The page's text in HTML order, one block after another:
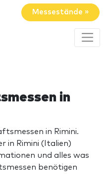
Messestände »
in
in Rimini.
in Rimini (Italien)
und alles was
benötigen